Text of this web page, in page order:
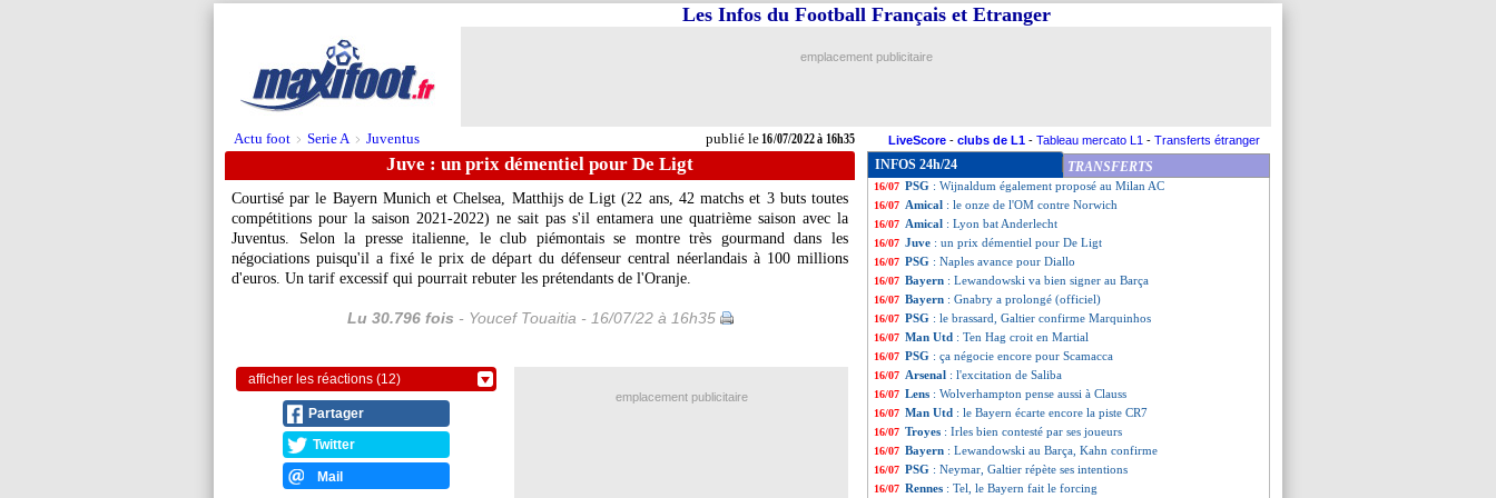
Actu foot > Serie A > Juventus publié le16/07/2022 à 16h35
Les Infos du Football Français et Etranger
emplacement publicitaire
LiveScore - clubs de L1 - Tableau mercato L1 - Transferts étranger
Juve : un prix démentiel pour De Ligt
Courtisé par le Bayern Munich et Chelsea, Matthijs de Ligt (22 ans, 42 matchs et 3 buts toutes
compétitions pour la saison 2021-2022) ne sait pas s'il entamera une quatrième saison avec la
Juventus. Selon la presse italienne, le club piémontais se montre très gourmand dans les
négociations puisqu'il a fixé le prix de départ du défenseur central néerlandais à 100 millions
d'euros. Un tarif excessif qui pourrait rebuter les prétendants de l'Oranje.
Lu 30.796 fois - Youcef Touaitia - 16/07/22 à 16h35
afficher les réactions (12)
Partager
Twitter
Mail
INFOS 24h/24 TRANSFERTS
16/07 PSG: contretemps pour Ekitike
16/07 Amical
16/07 Amical : Lens s'impose contre Clermont
16/07 Real: Rüdiger-Tchouaméni, Ancelotti savoure
16/07 PSG : Wijnaldum également proposé au Milan AC
16/07 Amical : le onze de l'OM contre Norwich
16/07 Amical : Lyon bat Anderlecht
16/07 Juve : un prix démentiel pour De Ligt
16/07 PSG : Naples avance pour Diallo
16/07 Bayern : Lewandowski va bien signer au Barça
16/07 Bayern : Gnabry a prolongé (officiel)
16/07 PSG : le brassard, Galtier confirme Marquinhos
16/07 Man Utd : Ten Hag croit en Martial
16/07 PSG : ça négocie encore pour Scamacca
16/07 Arsenal : l'excitation de Saliba
16/07 Lens : Wolverhampton pense aussi à Clauss
16/07 Man Utd : le Bayern écarte encore la piste CR7
16/07 Troyes : Irles bien contesté par ses joueurs
16/07 Bayern : Lewandowski au Barça, Kahn confirme
16/07 PSG : Neymar, Galtier répète ses intentions
16/07 Rennes : Tel, le Bayern fait le forcing
emplacement publicitaire